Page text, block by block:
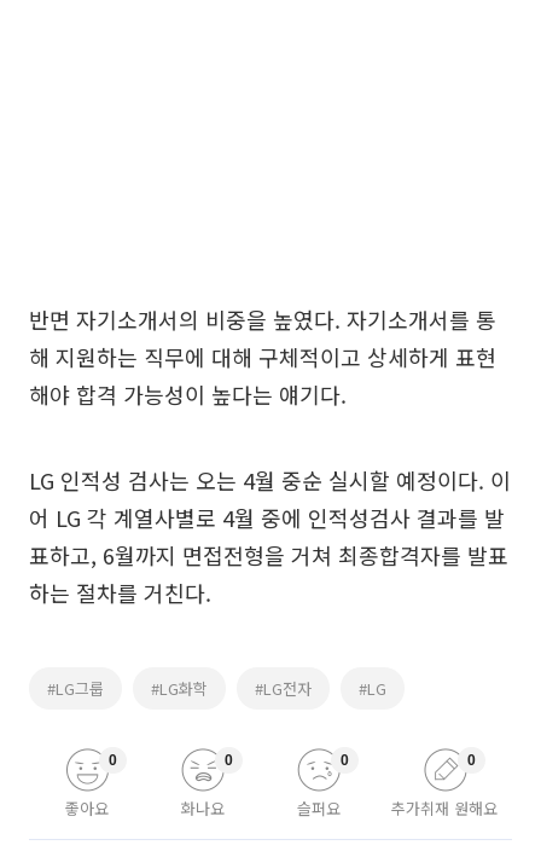
반면 자기소개서의 비중을 높였다. 자기소개서를 통
해 지원하는 직무에 대해 구체적이고 상세하게 표현
해야 합격 가능성이 높다는 얘기다.
LG 인적성 검사는 오는 4월 중순 실시할 예정이다. 이
어 LG 각 계열사별로 4월 중에 인적성검사 결과를 발
표하고, 6월까지 면접전형을 거쳐 최종합격자를 발표
하는 절차를 거친다.
#LG그룹 #LG화학 #LG전자 #LG
좋아요
0
화나요
0
슬퍼요
0
추가취재 원해요
0